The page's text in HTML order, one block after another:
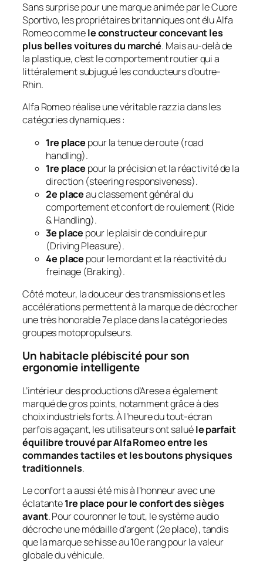
Sans surprise pour une marque animée par leCuore
Sportivo, les propriétaires britanniques ont élu Alfa
Romeo commele constructeur concevant les
plus belles voitures du marché. Mais au-delà de
la plastique, c’est le comportement routier qui a
littéralement subjugué les conducteurs d’outre-
Rhin.
Alfa Romeo réalise une véritable razzia dans les
catégories dynamiques :
1re place pour la tenue de route (road
handling).
1re place pour la précision et la réactivité de la
direction (steering responsiveness).
2e placeau classement général du
comportement et confort de roulement (Ride
& Handling).
3e place pour le plaisir de conduire pur
(Driving Pleasure).
4e place pour le mordant et la réactivité du
freinage (Braking).
Côté moteur, la douceur des transmissions et les
accélérations permettent à la marque de décrocher
une très honorable 7e place dans la catégorie des
groupes motopropulseurs.
Un habitacle plébiscité pour son
ergonomie intelligente
L’intérieur des productions d’Arese a également
marqué de gros points, notamment grâce à des
choix industriels forts. À l’heure du tout-écran
parfois agaçant, les utilisateurs ont saluéle parfait
équilibre trouvé par Alfa Romeo entre les
commandes tactiles et les boutons physiques
traditionnels.
Le confort a aussi été mis à l’honneur avec une
éclatante1re place pour le confort des sièges
avant. Pour couronner le tout, le système audio
décroche une médaille d’argent (2e place), tandis
que la marque se hisse au 10e rang pour la valeur
globale du véhicule.